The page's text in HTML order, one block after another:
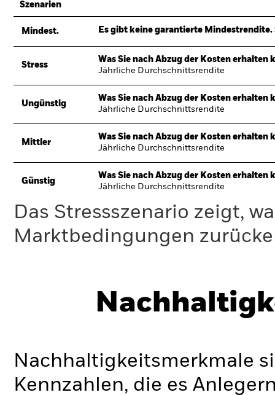
Szenarien
Mindest. Es gibt keine garantierte
Stress
Was Sie nach Abzug der Kosten erhalten
Jährliche Durchschnittsrendite
Ungünstig
Was Sie nach Abzug der Kosten erhalten
Jährliche Durchschnittsrendite
Mittler
Was Sie nach Abzug der Kosten erhalten
Jährliche Durchschnittsrendite
Günstig
Was Sie nach Abzug der Kosten erhalten
Jährliche Durchschnittsrendite
Das Stressszenario zeigt,
Marktbedingungen
Nachhaltigkeitsmerkmale
Kennzahlen, die es